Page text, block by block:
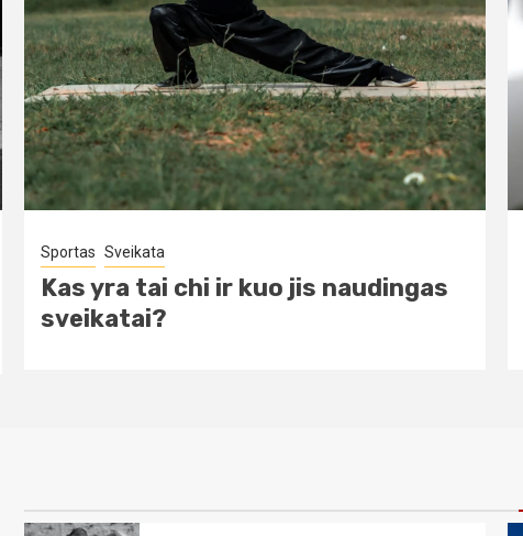
Sveikata
ProDentum – Geriausia
odontologijos klinika Vilniuje